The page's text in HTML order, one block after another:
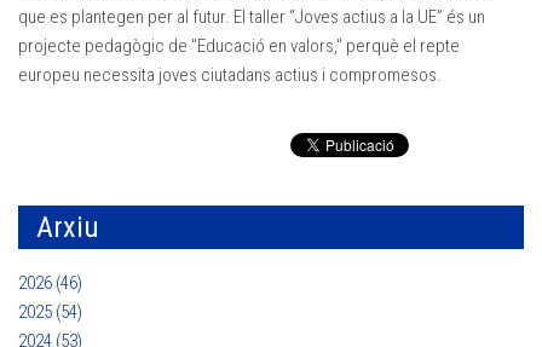
que es plantegen per al futur. El taller “Joves actius a la UE” és un
projecte pedagògic de "Educació en valors," perquè el repte
europeu necessita joves ciutadans actius i compromesos.
Arxiu
2026 (46)
2025 (54)
2024 (53)